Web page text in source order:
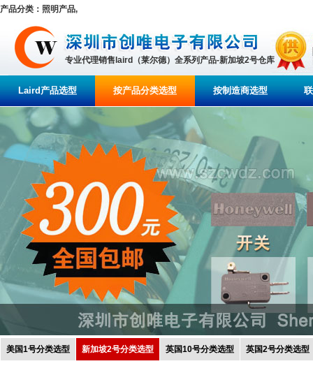
产品分类：照明产品,
专业代理销售laird（莱尔德）全系列产品-新加坡2号仓库
Laird产品选型 按产品分类选型 按制造商选型
美国1号分类选型 新加坡2号分类选型 英国10号分类选型 英国2号分类选型